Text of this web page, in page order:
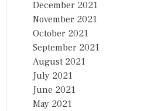
December 2021
November 2021
October 2021
September 2021
August 2021
July 2021
June 2021
May 2021